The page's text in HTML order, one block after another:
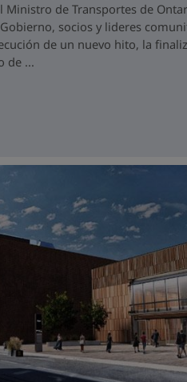
Ministro de Transportes de
socios y lideres
de un nuevo hito, la
de ...